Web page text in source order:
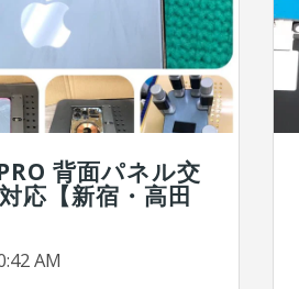
背面パネル交
応【新宿・高田
AM